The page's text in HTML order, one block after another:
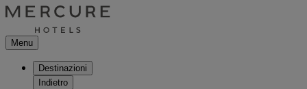
Menu
Destinazioni
Indietro